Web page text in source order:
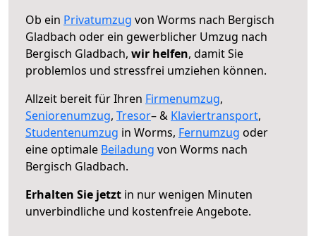
Ob ein Privatumzug von Worms nach Bergisch
Gladbach oder ein gewerblicher Umzug nach
Bergisch Gladbach, wir helfen, damit Sie
problemlos und stressfrei umziehen können.
Allzeit bereit für Ihren Firmenumzug,
Seniorenumzug, Tresor– & Klaviertransport,
Studentenumzug in Worms, Fernumzug oder
eine optimale Beiladung von Worms nach
Bergisch Gladbach.
Erhalten Sie jetzt in nur wenigen Minuten
unverbindliche und kostenfreie Angebote.